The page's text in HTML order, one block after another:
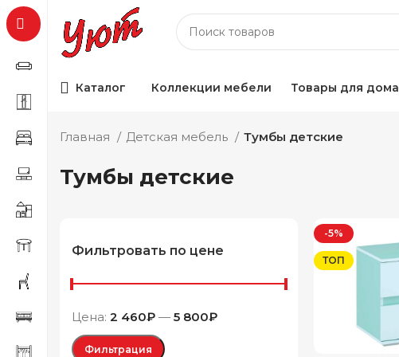
Каталог Коллекции мебели Товары для дома
Главная Детская мебель Тумбы детские
Тумбы детские
Фильтровать по цене
Фильтрация
Цена: 2 460₽ — 5 800₽
-5%
ТОП